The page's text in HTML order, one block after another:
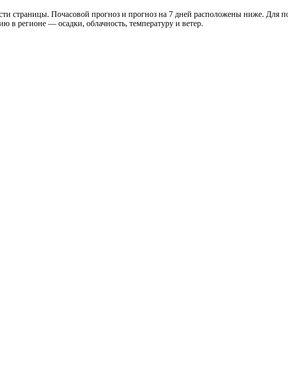
страницы. Почасовой прогноз и прогноз на 7 дней расположены ниже. Для
в регионе — осадки, облачность, температуру и ветер.